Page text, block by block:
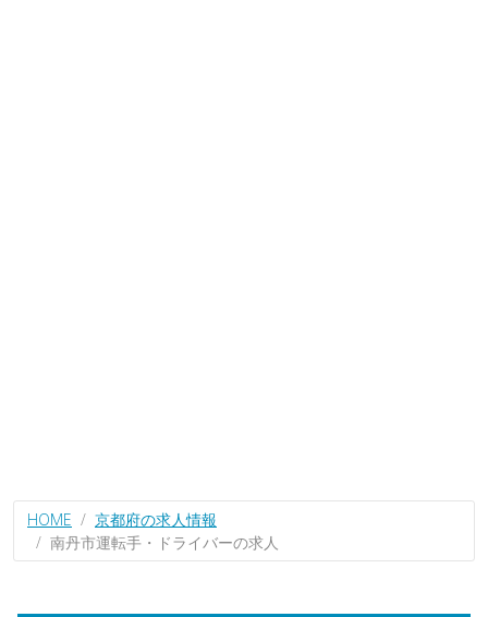
HOME
京都府の求人情報
南丹市運転手・ドライバーの求人